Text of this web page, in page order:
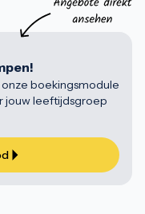
boekingsmodule
jouw leeftijdsgroep